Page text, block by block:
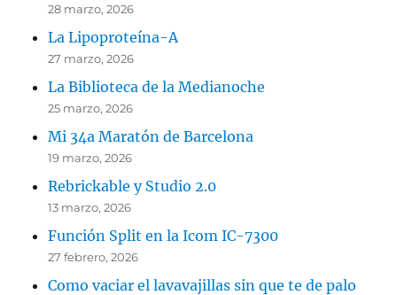
28 marzo, 2026
La Lipoproteína-A
27 marzo, 2026
La Biblioteca de la Medianoche
25 marzo, 2026
Mi 34a Maratón de Barcelona
19 marzo, 2026
Rebrickable y Studio 2.0
13 marzo, 2026
Función Split en la Icom IC-7300
27 febrero, 2026
Como vaciar el lavavajillas sin que te de palo